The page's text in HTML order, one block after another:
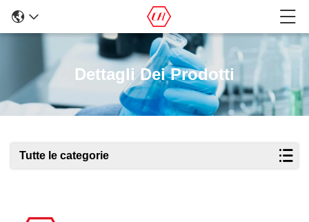
Dettagli Dei Prodotti
Tutte le categorie